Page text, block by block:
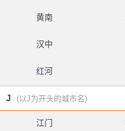
黄南
汉中
红河
J (以J为开头的城市名)
江门